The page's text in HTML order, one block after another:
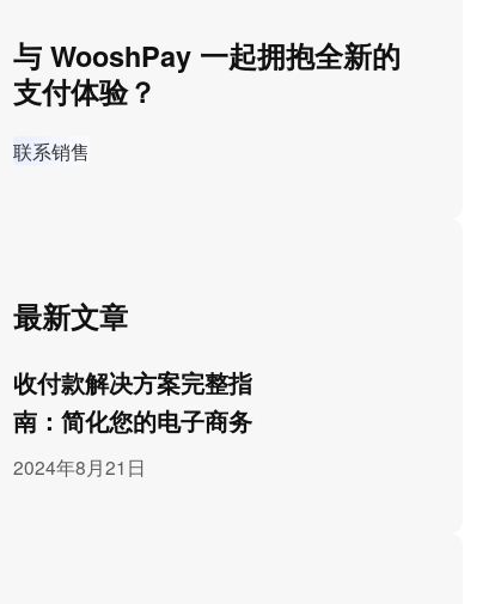
与 WooshPay 一起拥抱全新的
支付体验？
联系销售
最新文章
收付款解决方案完整指
南：简化您的电子商务
2024年8月21日